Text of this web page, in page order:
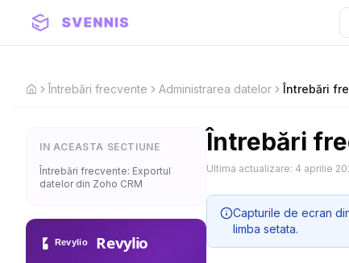
HomeÎntrebări frecvente Administrarea datelor Întrebări
IN ACEASTA SECTIUNE
Întrebări frecvente: Exportul
datelor din Zoho CRM
Revylio
Întrebări
Ultima actualizare: 4 aprilie
Capturile de ecran
limba setata.